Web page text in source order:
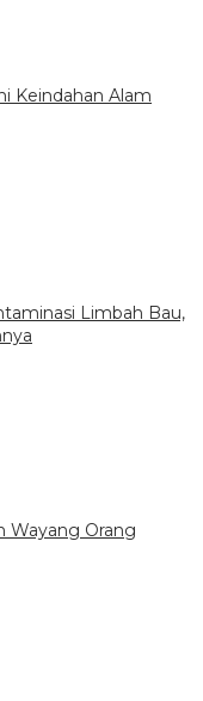
Keindahan Alam
Limbah Bau,
Wayang Orang